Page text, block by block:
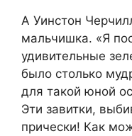
А Уинстон
мальчишка. «Я
удивительные
было столько
для такой юной
Эти завитки,
прически! Как